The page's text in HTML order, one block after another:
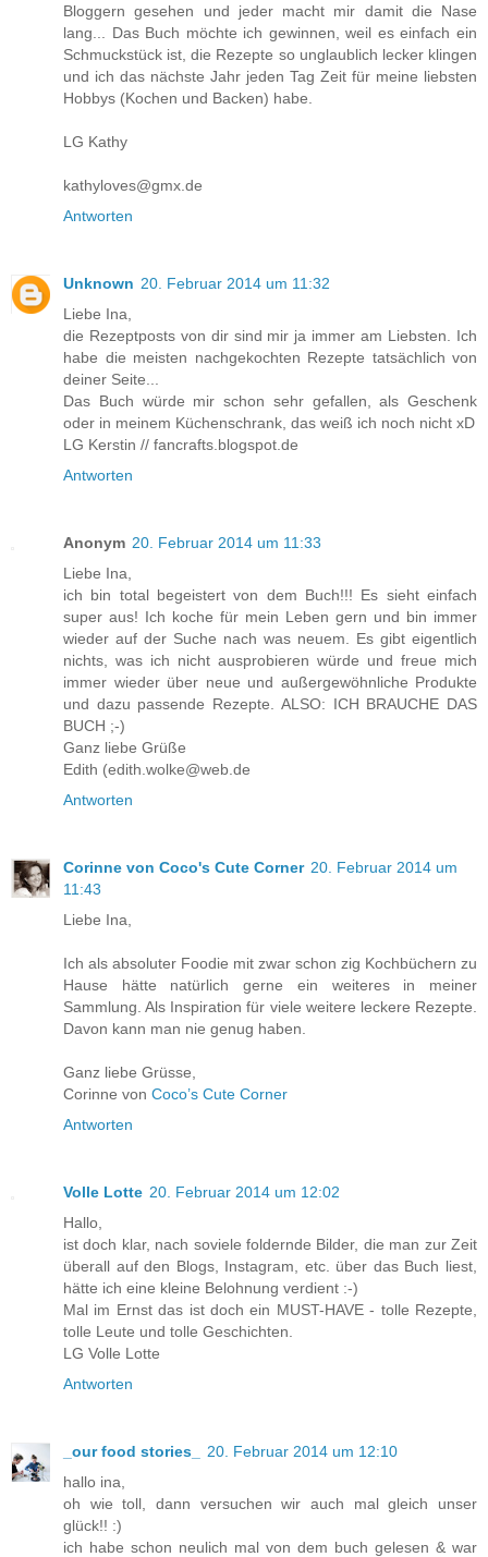
Bloggern gesehen und jeder macht mir damit die Nase
lang... Das Buch möchte ich gewinnen, weil es einfach ein
Schmuckstück ist, die Rezepte so unglaublich lecker klingen
und ich das nächste Jahr jeden Tag Zeit für meine liebsten
Hobbys (Kochen und Backen) habe.
LG Kathy
kathyloves@gmx.de
Antworten
Unknown 20. Februar 2014 um 11:32
Liebe Ina,
die Rezeptposts von dir sind mir ja immer am Liebsten. Ich
habe die meisten nachgekochten Rezepte tatsächlich von
deiner Seite...
Das Buch würde mir schon sehr gefallen, als Geschenk
oder in meinem Küchenschrank, das weiß ich noch nicht xD
LG Kerstin // fancrafts.blogspot.de
Antworten
Anonym 20. Februar 2014 um 11:33
Liebe Ina,
ich bin total begeistert von dem Buch!!! Es sieht einfach
super aus! Ich koche für mein Leben gern und bin immer
wieder auf der Suche nach was neuem. Es gibt eigentlich
nichts, was ich nicht ausprobieren würde und freue mich
immer wieder über neue und außergewöhnliche Produkte
und dazu passende Rezepte. ALSO: ICH BRAUCHE DAS
BUCH ;-)
Ganz liebe Grüße
Edith (edith.wolke@web.de
Antworten
Corinne von Coco's Cute Corner 20. Februar 2014 um
11:43
Liebe Ina,
Ich als absoluter Foodie mit zwar schon zig Kochbüchern zu
Hause hätte natürlich gerne ein weiteres in meiner
Sammlung. Als Inspiration für viele weitere leckere Rezepte.
Davon kann man nie genug haben.
Ganz liebe Grüsse,
Corinne von Coco’s Cute Corner
Antworten
Volle Lotte 20. Februar 2014 um 12:02
Hallo,
ist doch klar, nach soviele foldernde Bilder, die man zur Zeit
überall auf den Blogs, Instagram, etc. über das Buch liest,
hätte ich eine kleine Belohnung verdient :-)
Mal im Ernst das ist doch ein MUST-HAVE - tolle Rezepte,
tolle Leute und tolle Geschichten.
LG Volle Lotte
Antworten
_our food stories_
20. Februar 2014 um 12:10
hallo ina,
oh wie toll, dann versuchen wir auch mal gleich unser
glück!! :)
ich habe schon neulich mal von dem buch gelesen & war